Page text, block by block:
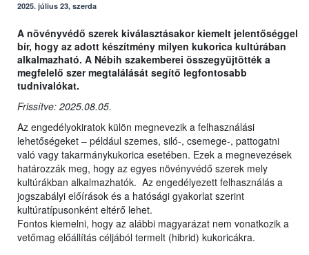
2025. július 23, szerda
A növényvédő szerek kiválasztásakor kiemelt jelentőséggel
bír, hogy az adott készítmény milyen kukorica kultúrában
alkalmazható. A Nébih szakemberei összegyűjtötték a
megfelelő szer megtalálását segítő legfontosabb
tudnivalókat.
Frissítve: 2025.08.05.
Az engedélyokiratok külön megnevezik a felhasználási
lehetőségeket – például szemes, siló-, csemege-, pattogatni
való vagy takarmánykukorica esetében. Ezek a megnevezések
határozzák meg, hogy az egyes növényvédő szerek mely
kultúrákban alkalmazhatók. Az engedélyezett felhasználás a
jogszabályi előírások és a hatósági gyakorlat szerint
kultúratípusonként eltérő lehet.
Fontos kiemelni, hogy az alábbi magyarázat nem vonatkozik a
vetőmag előállítás céljából termelt (hibrid) kukoricákra.